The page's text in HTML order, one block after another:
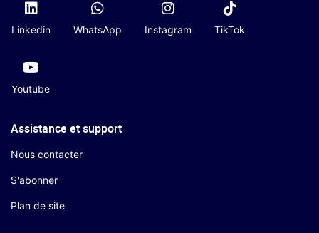
Linkedin WhatsApp Instagram TikTok
Youtube
Assistance et support
Nous contacter
S'abonner
Plan de site